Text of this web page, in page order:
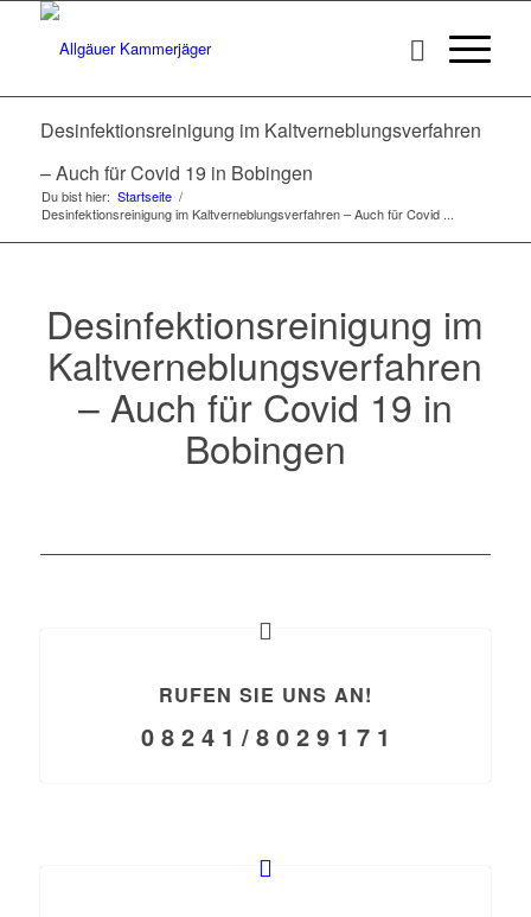
Desinfektionsreinigung im Kaltverneblungsverfahren
– Auch für Covid 19 in Bobingen
Du bist hier: Startseite /
Desinfektionsreinigung im Kaltverneblungsverfahren – Auch für Covid ...
Desinfektionsreinigung im
Kaltverneblungsverfahren
– Auch für Covid 19 in
Bobingen
RUFEN SIE UNS AN!
0 8 2 4 1 / 8 0 2 9 1 7 1